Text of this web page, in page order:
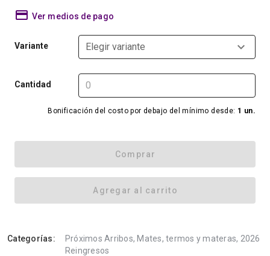
Ver medios de pago
Variante Elegir variante
Cantidad
Bonificación del costo por debajo del mínimo desde: 1 un.
Comprar
Agregar al carrito
Categorías:
Próximos Arribos, Mates, termos y materas, 2026
Reingresos